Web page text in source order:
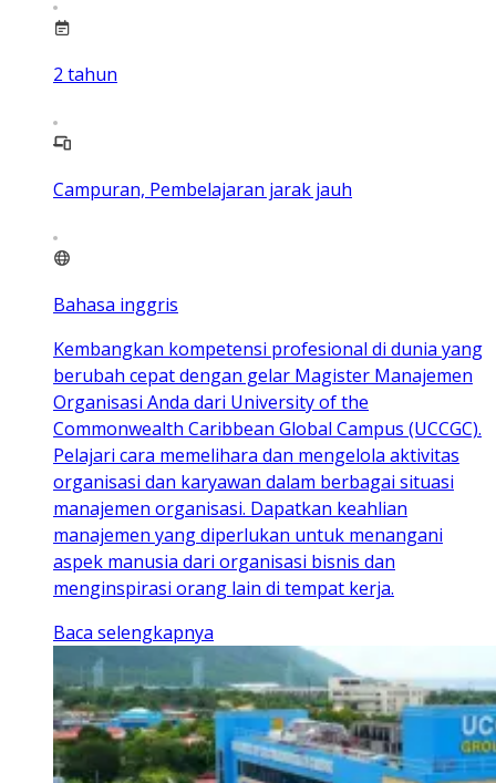
2 tahun
Campuran, Pembelajaran jarak jauh
Bahasa inggris
Kembangkan kompetensi profesional di dunia yang
berubah cepat dengan gelar Magister Manajemen
Organisasi Anda dari University of the
Commonwealth Caribbean Global Campus (UCCGC).
Pelajari cara memelihara dan mengelola aktivitas
organisasi dan karyawan dalam berbagai situasi
manajemen organisasi. Dapatkan keahlian
manajemen yang diperlukan untuk menangani
aspek manusia dari organisasi bisnis dan
menginspirasi orang lain di tempat kerja.
Baca selengkapnya